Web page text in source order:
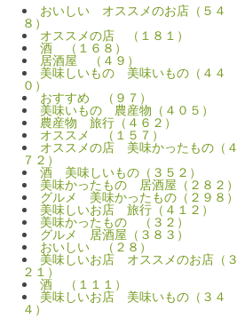
おいしい オススメのお店（５４
８）
オススメの店 （１８１）
酒 （１６８）
居酒屋 （４９）
美味しいもの 美味いもの（４４
０）
おすすめ （９７）
美味いもの 農産物（４０５）
農産物 旅行（４６２）
オススメ （１５７）
オススメの店 美味かったもの（４
７２）
酒 美味しいもの（３５２）
美味かったもの 居酒屋（２８２）
グルメ 美味かったもの（２９８）
美味しいお店 旅行（４１２）
美味かったもの （３２）
グルメ 居酒屋（３８３）
おいしい （２８）
美味しいお店 オススメのお店（３
２１）
酒 （１１１）
美味しいお店 美味いもの（３４
４）